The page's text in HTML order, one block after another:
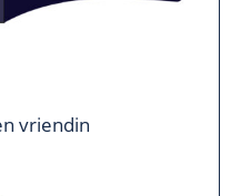
vriendin